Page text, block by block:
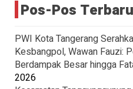
Pos-Pos Terbaru
PWI Kota Tangerang
Kesbangpol, Wawan Fauzi:
Berdampak Besar hingga
2026